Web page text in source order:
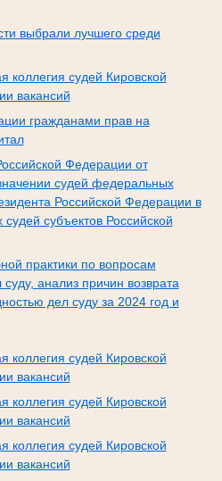
выбрали лучшего среди
коллегия судей Кировской
вакансий
гражданами прав на
Федерации от
судей федеральных
Российской Федерации в
субъектов Российской
практики по вопросам
анализ причин возврата
дел суду за 2024 год и
коллегия судей Кировской
вакансий
коллегия судей Кировской
вакансий
коллегия судей Кировской
вакансий